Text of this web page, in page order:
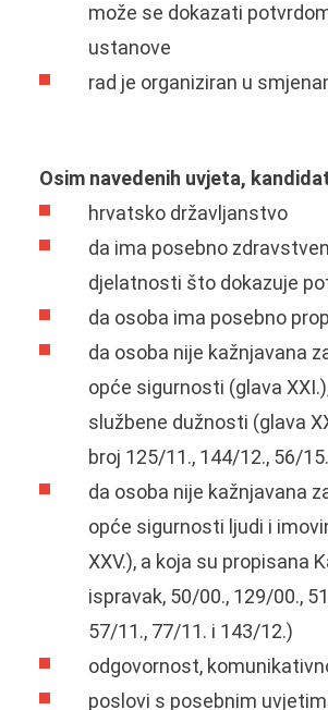
može se dokazati
ustanove
rad je organiziran u
Osim navedenih uvjeta,
hrvatsko državljanstvo
da ima posebno
djelatnosti što dokazuje
da osoba ima posebno
da osoba nije kažnjavana
opće sigurnosti (glava
službene dužnosti (glava
broj 125/11., 144/12., 56/
da osoba nije kažnjavana
opće sigurnosti ljudi i
XXV.), a koja su propisana
ispravak, 50/00., 129/00.,
57/11., 77/11. i 143/12.)
odgovornost,
poslovi s posebnim